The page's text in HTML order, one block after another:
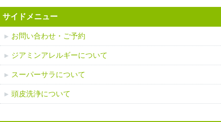
サイドメニュー
お問い合わせ・ご予約
ジアミンアレルギーについて
スーパーサラについて
​頭皮洗浄について